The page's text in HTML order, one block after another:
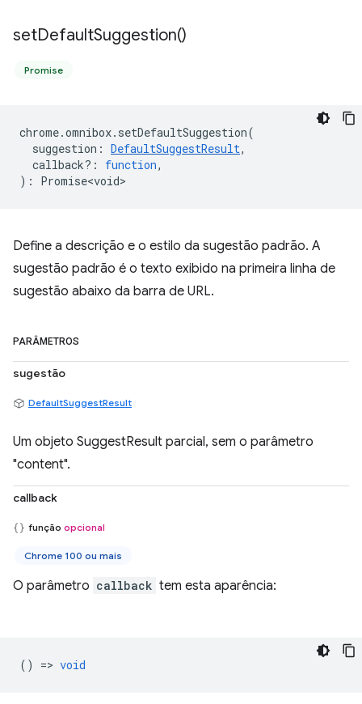
setDefaultSuggestion()
Promise
chrome.omnibox. setDefaultSuggestion(
suggestion : DefaultSuggestResult,
callback? : function,
) : Promise<void>
Define a descrição e o estilo da sugestão padrão. A
sugestão padrão é o texto exibido na primeira linha de
sugestão abaixo da barra de URL.
PARÂMETROS
sugestão
DefaultSuggestResult
Um objeto SuggestResult parcial, sem o parâmetro
"content".
callback
função opcional
Chrome 100 ou mais
O parâmetro callback tem esta aparência:
() => void